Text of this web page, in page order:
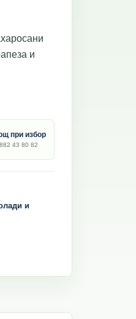
и
при избор
43 80 82
и